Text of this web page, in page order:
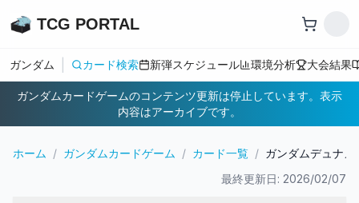
TCG PORTAL
ガンダム カード検索 新弾スケジュール 環境分析 大会結果
ガンダムカードゲームのコンテンツ更新は停止しています。表示
内容はアーカイブです。
ホーム / ガンダムカードゲーム / カード一覧 / ガンダムデュナメ
最終更新日: 2026/02/07